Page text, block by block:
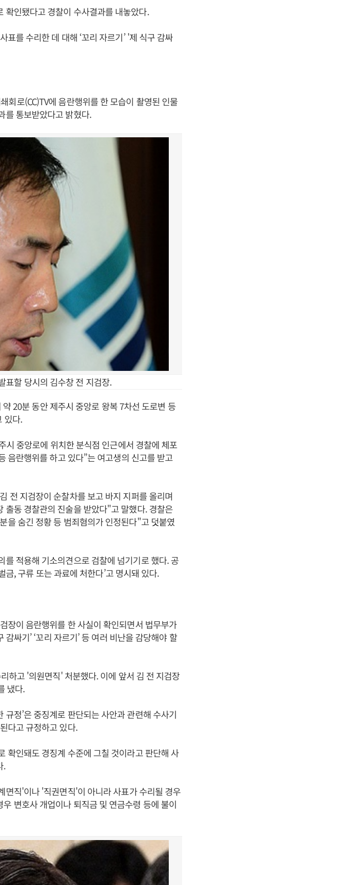
확인됐다고 경찰이 수사결과를 내놓았다.
를 수리한 데 대해 ‘꼬리 자르기’ '제 식구 감싸
회로(CC)TV에 음란행위를 한 모습이 촬영된 인물
를 통보받았다고 밝혔다.
할 당시의 김수창 전 지검장.
20분 동안 제주시 중앙로 왕복 7차선 도로변 등
있다.
시 중앙로에 위치한 분식점 인근에서 경찰에 체포
음란행위를 하고 있다”는 여고생의 신고를 받고
전 지검장이 순찰차를 보고 바지 지퍼를 올리며
출동 경찰관의 진술을 받았다"고 말했다. 경찰은
을 숨긴 정황 등 범죄혐의가 인정된다"고 덧붙였
적용해 기소의견으로 검찰에 넘기기로 했다. 공
, 구류 또는 과료에 처한다’고 명시돼 있다.
장이 음란행위를 한 사실이 확인되면서 법무부가
싸기’ ‘꼬리 자르기’ 등 여러 비난을 감당해야 할
하고 '의원면직' 처분했다. 이에 앞서 김 전 지검장
냈다.
정’은 중징계로 판단되는 사안과 관련해 수사기
다고 규정하고 있다.
확인돼도 경징계 수준에 그칠 것이라고 판단해 사
.
면직'이나 '직권면직'이 아니라 사표가 수리될 경우
변호사 개업이나 퇴직금 및 연금수령 등에 불이